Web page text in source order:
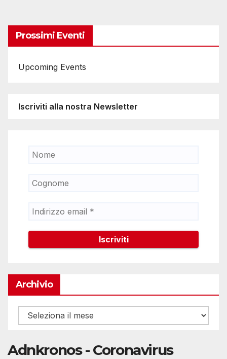
Prossimi Eventi
Upcoming Events
Iscriviti alla nostra Newsletter
Archivio
Archivio
Adnkronos - Coronavirus